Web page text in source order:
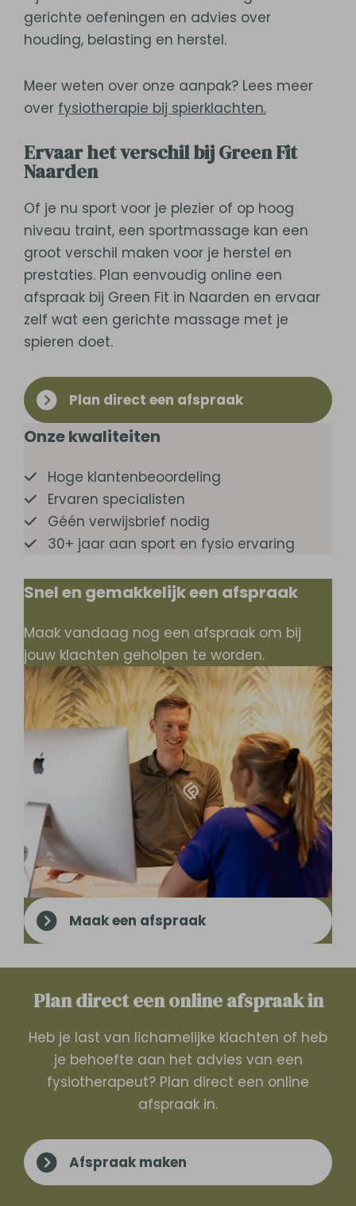
gerichte oefeningen en advies over
houding, belasting en herstel.
Meer weten over onze aanpak? Lees meer
over fysiotherapie bij spierklachten.
Ervaar het verschil bij Green Fit
Naarden
Of je nu sport voor je plezier of op hoog
niveau traint, een sportmassage kan een
groot verschil maken voor je herstel en
prestaties. Plan eenvoudig online een
afspraak bij Green Fit in Naarden en ervaar
zelf wat een gerichte massage met je
spieren doet.
Plan direct een afspraak
Onze kwaliteiten
Hoge klantenbeoordeling
Ervaren specialisten
Géén verwijsbrief nodig
30+ jaar aan sport en fysio ervaring
Snel en gemakkelijk een afspraak
Maak vandaag nog een afspraak om bij
jouw klachten geholpen te worden.
Maak een afspraak
Plan direct een online­­ afspraak in
Heb je last van lichamelijke klachten of heb
je behoefte aan het advies van een
fysiotherapeut? Plan direct een online
afspraak in.
Afspraak maken